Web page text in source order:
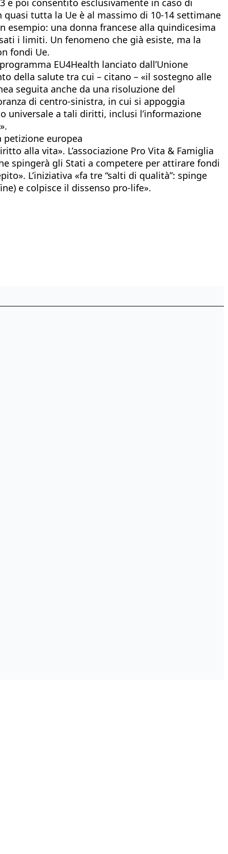
e poi consentito esclusivamente in caso di
tutta la Ue è al massimo di 10-14 settimane
esempio: una donna francese alla quindicesima
i limiti. Un fenomeno che già esiste, ma la
fondi Ue.
EU4Health lanciato dall’Unione
della salute tra cui – citano – «il sostegno alle
seguita anche da una risoluzione del
di centro-sinistra, in cui si appoggia
universale a tali diritti, inclusi l’informazione
europea
alla vita». L’associazione Pro Vita & Famiglia
spingerà gli Stati a competere per attirare fondi
L’iniziativa «fa tre “salti di qualità”: spinge
e colpisce il dissenso pro-life».